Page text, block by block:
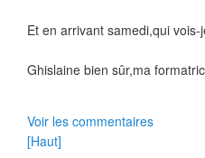
Et en arrivant samedi,qui
Ghislaine bien sûr,ma
Voir les commentaires
[Haut]